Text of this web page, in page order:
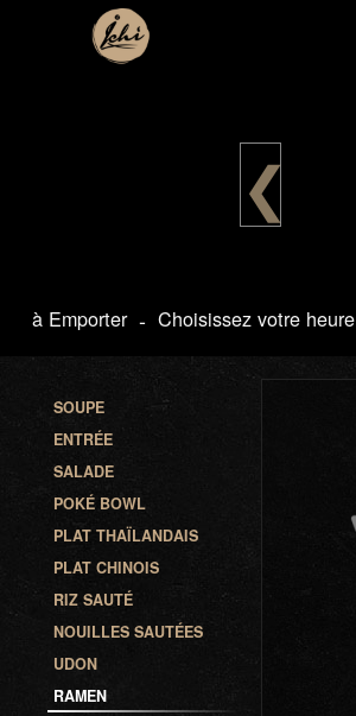
❮
à Emporter - Choisissez votre heure
SOUPE
ENTRÉE
SALADE
POKÉ BOWL
PLAT THAÏLANDAIS
PLAT CHINOIS
RIZ SAUTÉ
NOUILLES SAUTÉES
UDON
RAMEN